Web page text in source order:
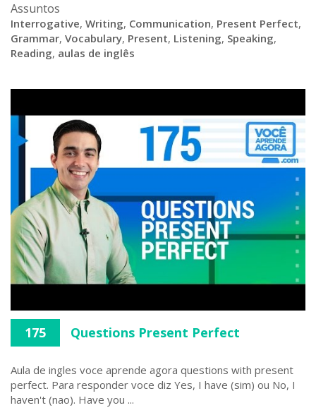
Assuntos
Interrogative, Writing, Communication, Present Perfect,
Grammar, Vocabulary, Present, Listening, Speaking,
Reading, aulas de inglês
175 Questions Present Perfect
Aula de ingles voce aprende agora questions with present
perfect. Para responder voce diz Yes, I have (sim) ou No, I
haven't (nao). Have you ...